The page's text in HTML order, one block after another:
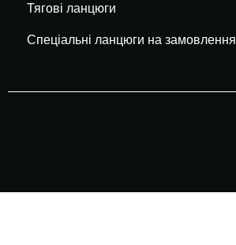
Тягові ланцюги
Спеціальні ланцюги на замовлення